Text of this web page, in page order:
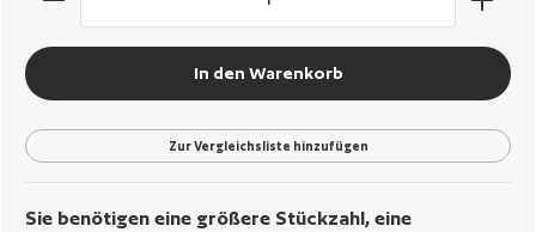
In den Warenkorb
Zur Vergleichsliste hinzufügen
Sie benötigen eine größere Stückzahl, eine